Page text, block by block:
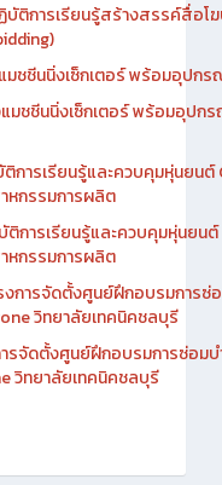
ติการเรียนรู้สร้างสรรค์สื่อโ
มชชีนนิ่งเซ็กเตอร์ พร้อมอุปก
มชชีนนิ่งเซ็กเตอร์ พร้อมอุปก
การเรียนรู้และควบคุมหุ่นยน
หกรรมการผลิต
การเรียนรู้และควบคุมหุ่นยน
หกรรมการผลิต
การจัดตั้งศูนย์ฝึกอบรมการซ่
วิทยาลัยเทคนิคชลบุรี
รจัดตั้งศูนย์ฝึกอบรมการซ่อมบ
วิทยาลัยเทคนิคชลบุรี